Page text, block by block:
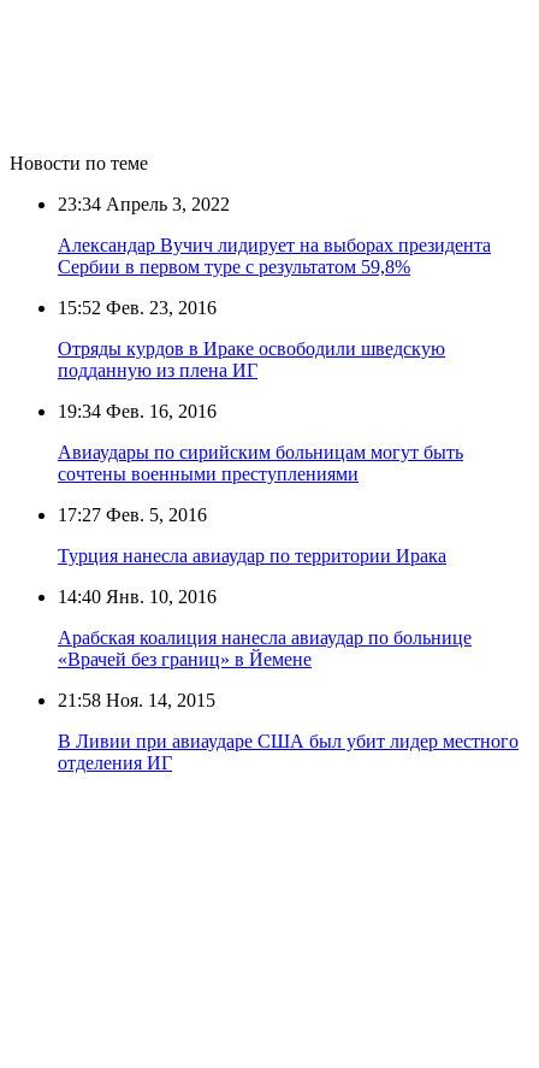
Новости по теме
23:34 Апрель 3, 2022
Александар Вучич лидирует на выборах президента
Сербии в первом туре с результатом 59,8%
15:52 Фев. 23, 2016
Отряды курдов в Ираке освободили шведскую
подданную из плена ИГ
19:34 Фев. 16, 2016
Авиаудары по сирийским больницам могут быть
сочтены военными преступлениями
17:27 Фев. 5, 2016
Турция нанесла авиаудар по территории Ирака
14:40 Янв. 10, 2016
Арабская коалиция нанесла авиаудар по больнице
«Врачей без границ» в Йемене
21:58 Ноя. 14, 2015
В Ливии при авиаударе США был убит лидер местного
отделения ИГ